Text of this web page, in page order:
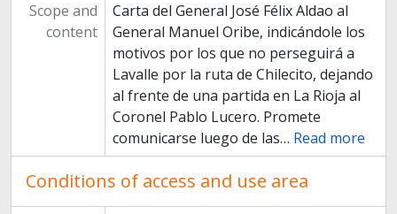
Scope and
content
Carta del General José Félix Aldao al
General Manuel Oribe, indicándole los
motivos por los que no perseguirá a
Lavalle por la ruta de Chilecito, dejando
al frente de una partida en La Rioja al
Coronel Pablo Lucero. Promete
comunicarse luego de las… Read more
Conditions of access and use area